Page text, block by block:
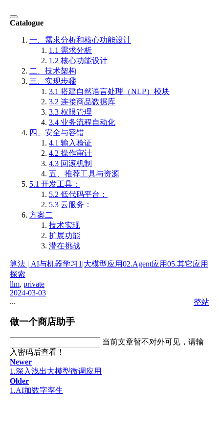
Catalogue
一、需求分析和核心功能设计
1.1 需求分析
1.2 核心功能设计
二、技术架构
三、实现步骤
3.1 搭建自然语言处理（NLP）模块
3.2 连接商品数据库
3.3 权限管理
3.4 业务流程自动化
四、安全与容错
4.1 输入验证
4.2 操作审计
4.3 回滚机制
五、推荐工具与资源
5.1 开发工具：
5.2 低代码平台：
5.3 云服务：
方案二
技术实现
扩展功能
潜在挑战
算法 | AI与机器学习1|大模型应用02.Agent应用05.其它应用
探索
llm, private
2024-03-03
...
整站
做一个商店助手
当前文章暂不对外可见，请输
入密码后查看！
Newer
1.深入浅出大模型微调应用
Older
1.AI加数字孪生